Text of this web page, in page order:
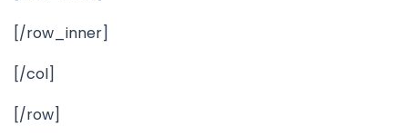
[/row_inner]
[/col]
[/row]